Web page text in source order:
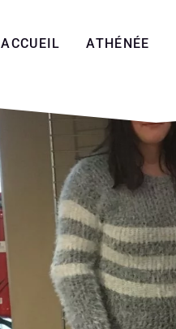
ACCUEIL ATHÉNÉE